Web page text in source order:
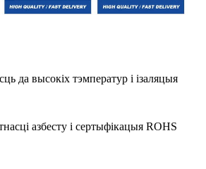
да высокіх тэмператур і ізаляцыя
азбесту і сертыфікацыя ROHS